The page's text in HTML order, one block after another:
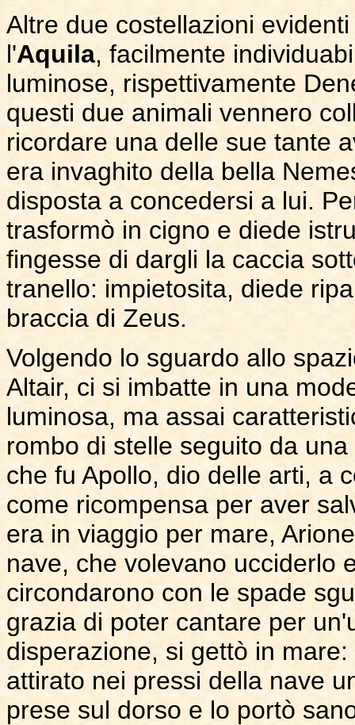
Altre due costellazioni
l'Aquila, facilmente
luminose, rispettivamente
questi due animali vennero
ricordare una delle sue tante
era invaghito della bella
disposta a concedersi a lui.
trasformò in cigno e diede
fingesse di dargli la caccia
tranello: impietosita, diede
braccia di Zeus.
Volgendo lo sguardo allo
Altair, ci si imbatte in una
luminosa, ma assai
rombo di stelle seguito da
che fu Apollo, dio delle arti, a
come ricompensa per aver
era in viaggio per mare,
nave, che volevano ucciderlo
circondarono con le spade
grazia di poter cantare per
disperazione, si gettò in
attirato nei pressi della nave
prese sul dorso e lo portò